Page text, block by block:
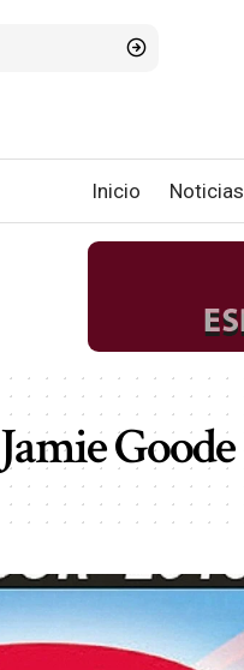
Inicio Noticias
Jamie Goode